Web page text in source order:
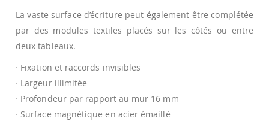
La vaste surface d’écriture peut également être complétée
par des modules textiles placés sur les côtés ou entre
deux tableaux.
⋅ Fixation et raccords invisibles
⋅ Largeur illimitée
⋅ Profondeur par rapport au mur 16 mm
⋅ Surface magnétique en acier émaillé